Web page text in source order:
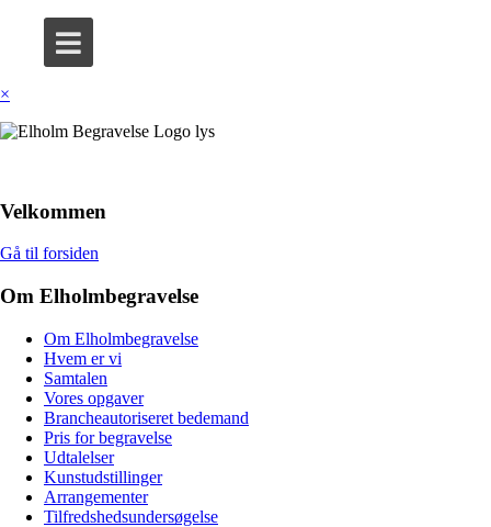
×
Velkommen
Gå til forsiden
Om Elholmbegravelse
Om Elholmbegravelse
Hvem er vi
Samtalen
Vores opgaver
Brancheautoriseret bedemand
Pris for begravelse
Udtalelser
Kunstudstillinger
Arrangementer
Tilfredshedsundersøgelse